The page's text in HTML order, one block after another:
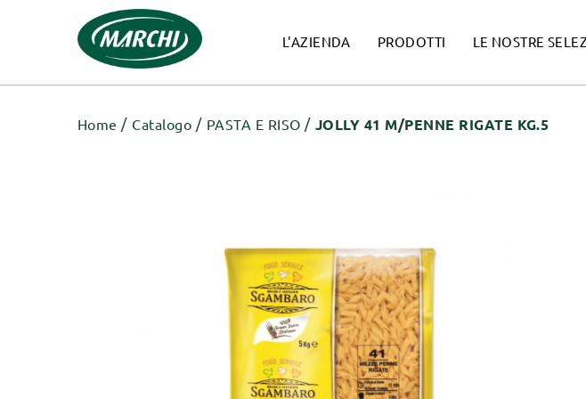
L'AZIENDA PRODOTTI LE NOSTRE
Home Catalogo PASTA E RISO JOLLY 41 M/PENNE RIGATE KG.5